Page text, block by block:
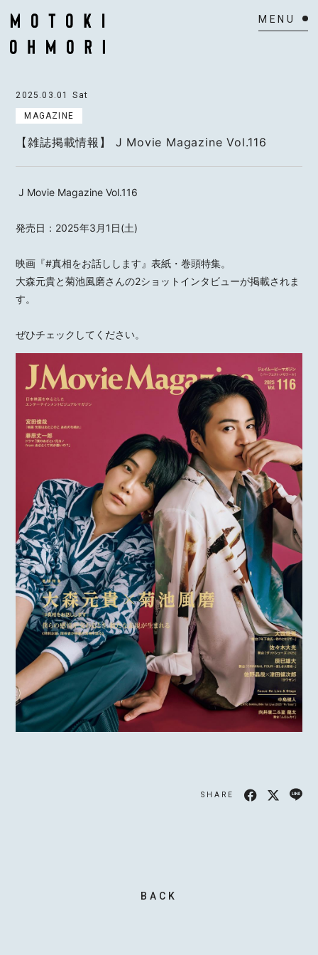
MOTOKI OHMORI
STAFF
NEWS
SCHEDULE
ACTOR
2025.03.01 Sat
MAGAZINE
【雑誌掲載情報】 J Movie Magazine Vol.116
J Movie Magazine Vol.116
発売日：2025年3月1日(土)
映画『#真相をお話しします』表紙・巻頭特集。
大森元貴と菊池風磨さんの2ショットインタビューが掲載されま
す。
ぜひチェックしてください。
SHARE
BACK